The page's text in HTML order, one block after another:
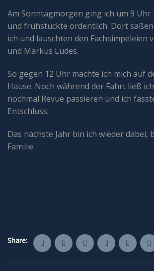
Am Sonntagmorgen ging ich um 9 Uhr
und frühstückte ordentlich. Dort
ich und lauschten den Fachsimpeleien
und Markus Ludes.
So gegen 12 Uhr machte ich mich auf
Hause. Noch während der Fahrt ließ
nochmal Revue passieren und ich
Entschluss:
Das nächste Jahr bin ich wieder dabei,
Familie
Share: